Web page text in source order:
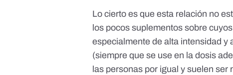
Lo cierto es que esta relación no
los pocos suplementos sobre
especialmente dealta intensidad y
(siempre que se use en la dosis
las personas por igual y suelen